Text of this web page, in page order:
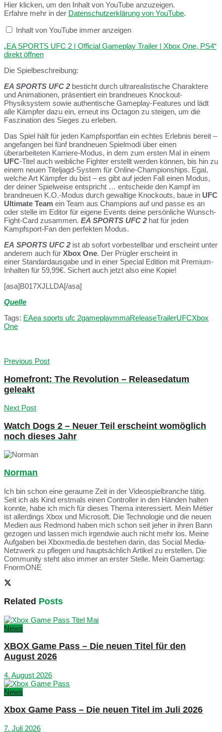
Hier klicken, um den Inhalt von YouTube anzuzeigen.
Erfahre mehr in der Datenschutzerklärung von YouTube.
Inhalt von YouTube immer anzeigen
„EA SPORTS UFC 2 | Official Gameplay Trailer | Xbox One, PS4“
direkt öffnen
Die Spielbeschreibung:
EA SPORTS UFC 2 besticht durch ultrarealistische Charaktere
und Animationen, präsentiert ein brandneues Knockout-
Physiksystem sowie authentische Gameplay-Features und lädt
alle Kämpfer dazu ein, erneut ins Octagon zu steigen, um die
Faszination des Sieges zu erleben.
Das Spiel hält für jeden Kampfsportfan ein echtes Erlebnis bereit –
angefangen bei fünf brandneuen Spielmodi über einen
überarbeiteten Karriere-Modus, in dem zum ersten Mal in einem
UFC-Titel auch weibliche Fighter erstellt werden können, bis hin zu
einem neuen Titeljagd-System für Online-Championships. Egal,
welche Art Kämpfer du bist – es gibt auf jeden Fall einen Modus,
der deiner Spielweise entspricht … entscheide den Kampf im
brandneuen K.O.-Modus durch gewaltige Knockouts, baue in UFC
Ultimate Team ein Team aus Champions auf und passe es an
oder stelle im Editor für eigene Events deine persönliche Wunsch-
Fight-Card zusammen. EA SPORTS UFC 2hat für jeden
Kampfsport-Fan den perfekten Modus.
EA SPORTS UFC 2ist ab sofort vorbestellbar und erscheint unter
anderem auch für Xbox One. Der Prügler erscheint in
einer Standardausgabe und in einer Special Edition mit Premium-
Inhalten für 59,99€. Sichert auch jetzt also eine Kopie!
[asa]B017XJLLDA[/asa]
Quelle
Tags: EAea sports ufc 2gameplaymmaReleaseTrailerUFCXbox
One
Previous Post
Homefront: The Revolution – Releasedatum
geleakt
Next Post
Watch Dogs 2 – Neuer Teil erscheint womöglich
noch dieses Jahr
Norman
Ich bin schon eine geraume Zeit in der Videospielbranche tätig.
Seit ich als Kind erstmals einen Controller in den Händen halten
konnte, habe ich mich für dieses Thema interessiert. Mein Métier
ist allerdings Xbox und Microsoft. Die Technologie und die neuen
Medien aus Redmond haben mich schon seit jeher in ihren Bann
gezogen und lassen mich irgendwie auch nicht mehr los. Meine
Aufgaben bei Xboxmedia.de bestehen darin, das Social Media-
Netzwerk zu pflegen und hauptsächlich Artikel zu erstellen. Die
Community steht also immer an erster Stelle. Mein Gamertag:
FnormONE
Related Posts
News
XBOX Game Pass – Die neuen Titel für den
August 2026
4. August 2026
News
Xbox Game Pass – Die neuen Titel im Juli 2026
7. Juli 2026